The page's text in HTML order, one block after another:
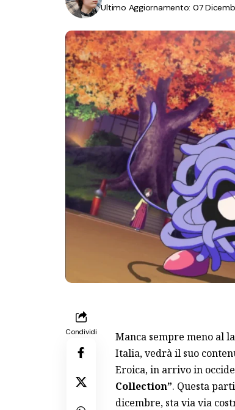
Ultimo Aggiornamento: 07
Condividi
Manca sempre meno al
Italia, vedrà il suo
Eroica, in arrivo in
Collection”. Questa
dicembre, sta via via